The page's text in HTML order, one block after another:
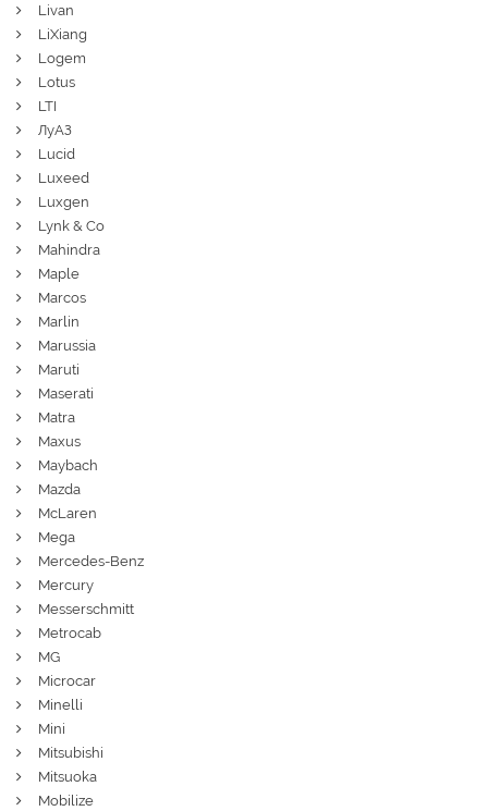
Livan
LiXiang
Logem
Lotus
LTI
ЛуАЗ
Lucid
Luxeed
Luxgen
Lynk & Co
Mahindra
Maple
Marcos
Marlin
Marussia
Maruti
Maserati
Matra
Maxus
Maybach
Mazda
McLaren
Mega
Mercedes-Benz
Mercury
Messerschmitt
Metrocab
MG
Microcar
Minelli
Mini
Mitsubishi
Mitsuoka
Mobilize